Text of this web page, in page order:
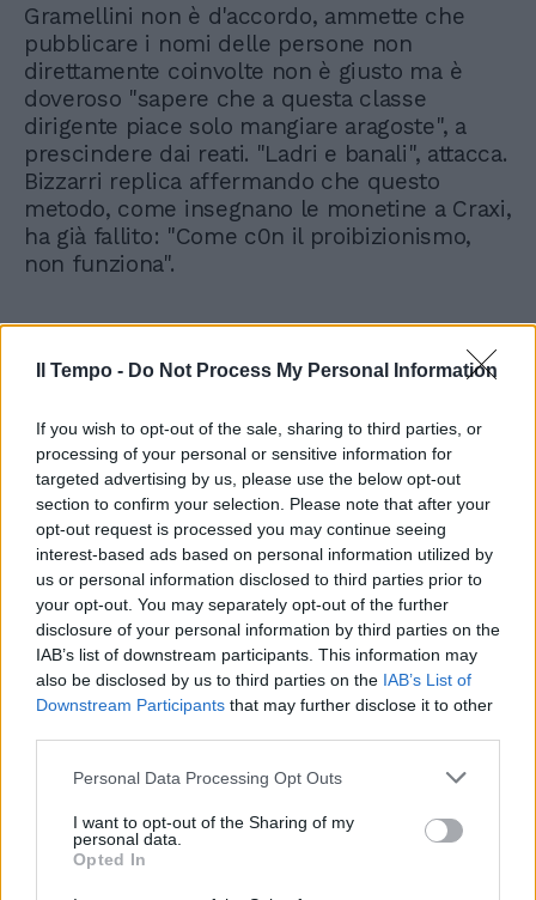
Il Tempo - Do Not Process My Personal Information
If you wish to opt-out of the sale, sharing to third parties, or
processing of your personal or sensitive information for
targeted advertising by us, please use the below opt-out
section to confirm your selection. Please note that after your
opt-out request is processed you may continue seeing
interest-based ads based on personal information utilized by
us or personal information disclosed to third parties prior to
your opt-out. You may separately opt-out of the further
disclosure of your personal information by third parties on the
IAB’s list of downstream participants. This information may
also be disclosed by us to third parties on the IAB’s List of
Downstream Participants that may further disclose it to other
Personal Data Processing Opt Outs
I want to opt-out of the Sharing of my
personal data.
Opted In
Gramellini non è d'accordo, ammette che
pubblicare i nomi delle persone non
direttamente coinvolte non è giusto ma è
doveroso "sapere che a questa classe
dirigente piace solo mangiare aragoste", a
prescindere dai reati. "Ladri e banali", attacca.
Bizzarri replica affermando che questo
metodo, come insegnano le monetine a Craxi,
ha già fallito: "Come c0n il proibizionismo,
non funziona".